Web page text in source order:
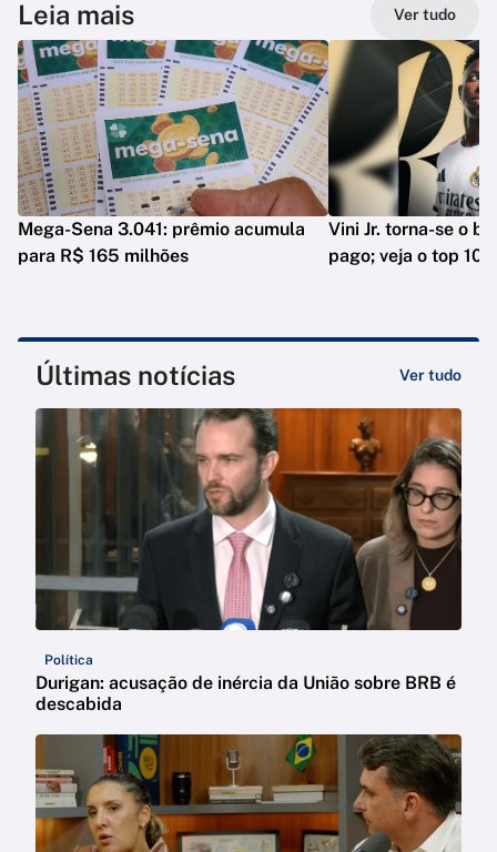
Leia mais Ver tudo
Mega-Sena 3.041: prêmio acumula
para R$ 165 milhões
Vini Jr. torna-se o
pago; veja o top 10
Últimas notícias Ver tudo
Política
Durigan: acusação de inércia da União sobre BRB é
descabida